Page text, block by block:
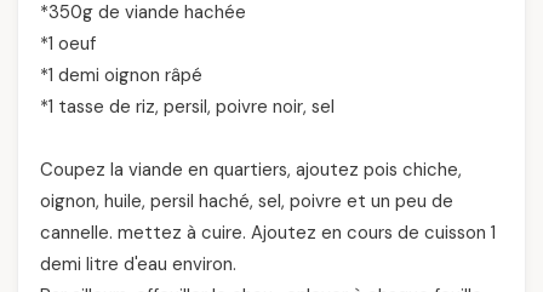
*350g de viande hachée
*1 oeuf
*1 demi oignon râpé
*1 tasse de riz, persil, poivre noir, sel
Coupez la viande en quartiers, ajoutez pois chiche,
oignon, huile, persil haché, sel, poivre et un peu de
cannelle. mettez à cuire. Ajoutez en cours de cuisson 1
demi litre d'eau environ.